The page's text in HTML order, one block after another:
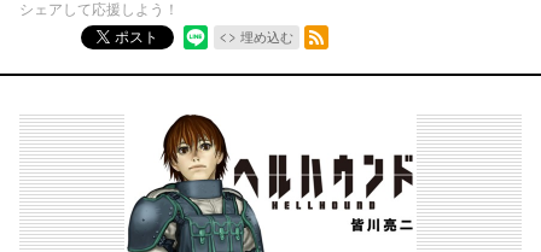
シェアして応援しよう！
ポスト
埋め込む
RSSフィード